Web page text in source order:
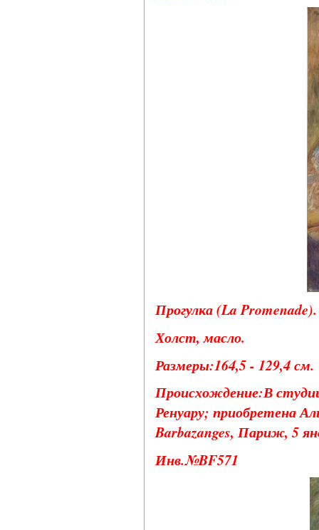
Прогулка (La Promenade).
Холст, масло.
Размеры:164,5 - 129,4 см.
Происхождение:В
Ренуару; приобретена
Barbazanges, Париж, 5
Инв.№BF571